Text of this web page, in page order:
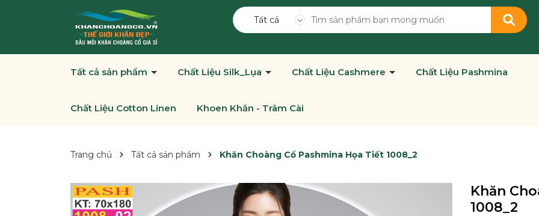
Tất cả
Tất cả sản phẩm Chất Liệu Silk_Lụa Chất Liệu Cashmere Chất Liệu Pashmina
Chất Liệu Cotton Linen Khoen Khăn - Trâm Cài
Trang chủ Tất cả sản phẩm Khăn Choàng Cổ Pashmina Họa Tiết 1008_2
Khăn
1008_2